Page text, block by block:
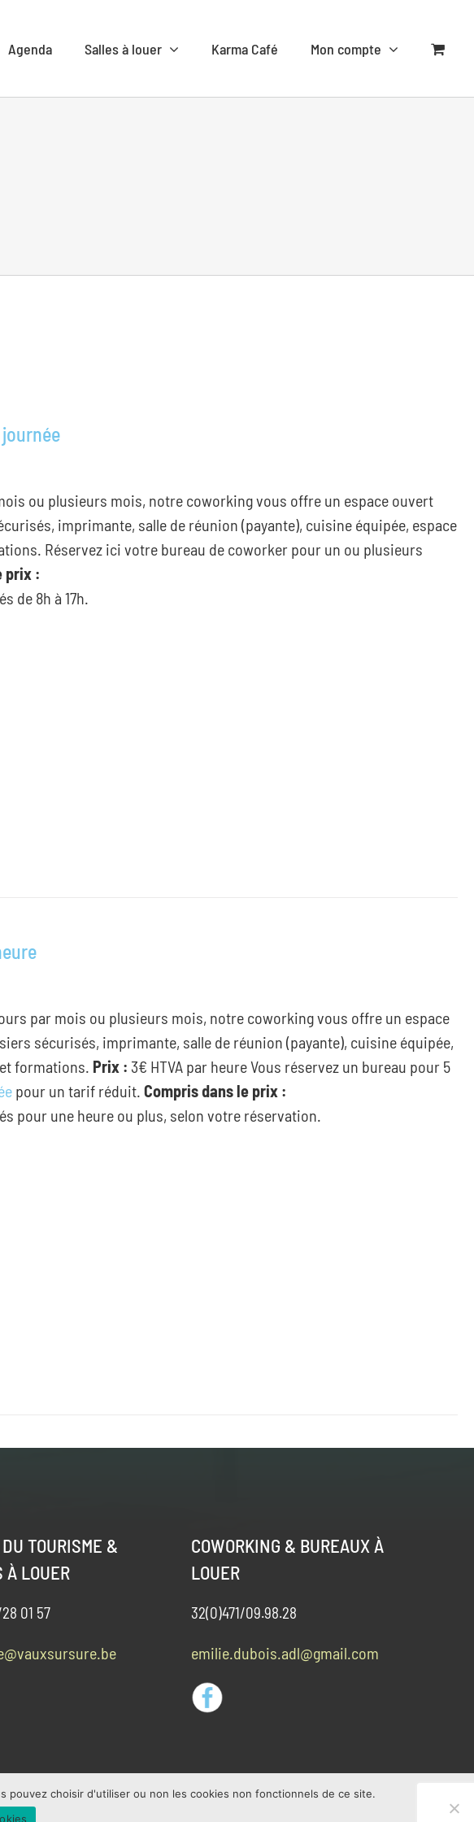
Agenda Salles à louer Karma Café Mon compte
ou plusieurs mois, notre coworking vous offre un espace ouvert
imprimante, salle de réunion (payante), cuisine équipée, espace
Réservez ici votre bureau de coworker pour un ou plusieurs
prix :
de 8h à 17h.
par mois ou plusieurs mois, notre coworking vous offre un espace
sécurisés, imprimante, salle de réunion (payante), cuisine équipée,
formations. Prix : 3€ HTVA par heure Vous réservez un bureau pour 5
pour un tarif réduit.Compris dans le prix :
pour une heure ou plus, selon votre réservation.
TOURISME &
À LOUER
01 57
COWORKING & BUREAUX À
LOUER
32(0)471/09.98.28
emilie.dubois.adl@gmail.com
pouvez choisir d'utiliser ou non les cookies non fonctionnels de ce site.